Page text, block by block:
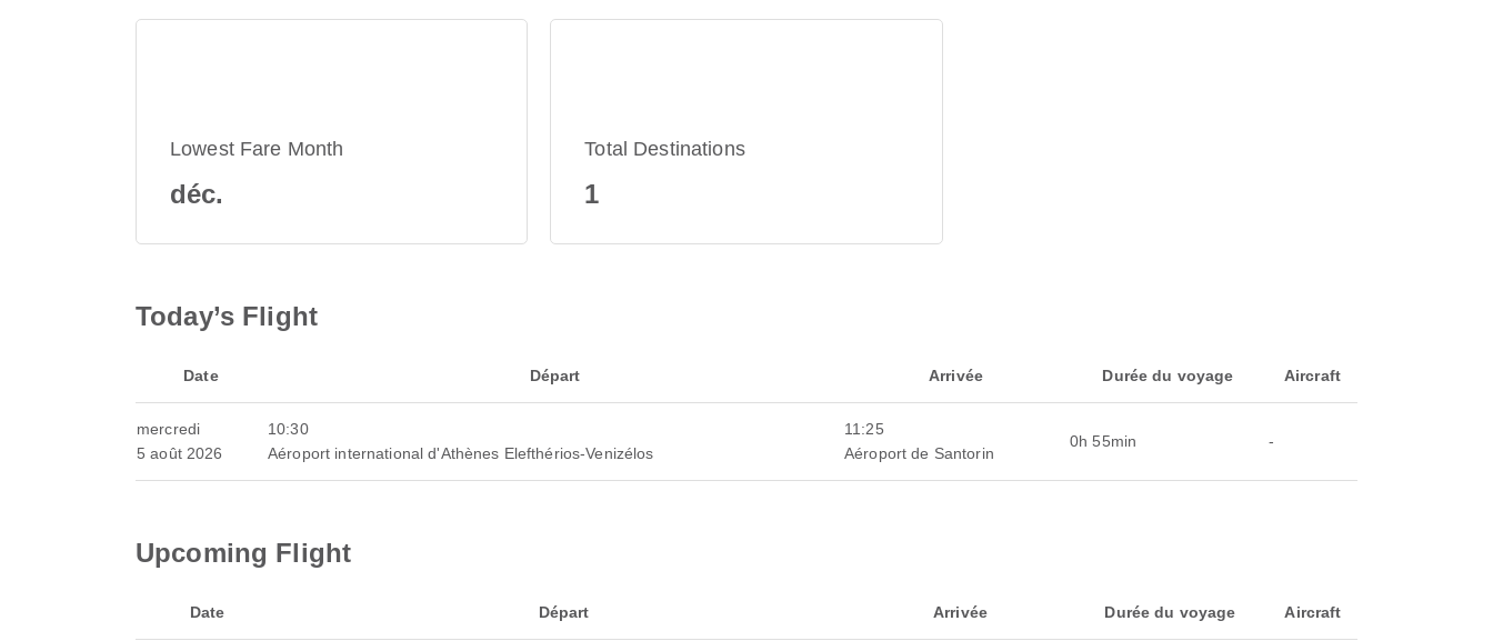
Lowest Fare Month
déc.
Total Destinations
1
Today’s Flight
Date Départ Arrivée Durée du voyage Aircraft
mercredi
5 août 2026
10:30
Aéroport international d'Athènes Elefthérios-Venizélos
11:25
Aéroport de Santorin
0h 55min -
Upcoming Flight
Date Départ Arrivée Durée du voyage Aircraft